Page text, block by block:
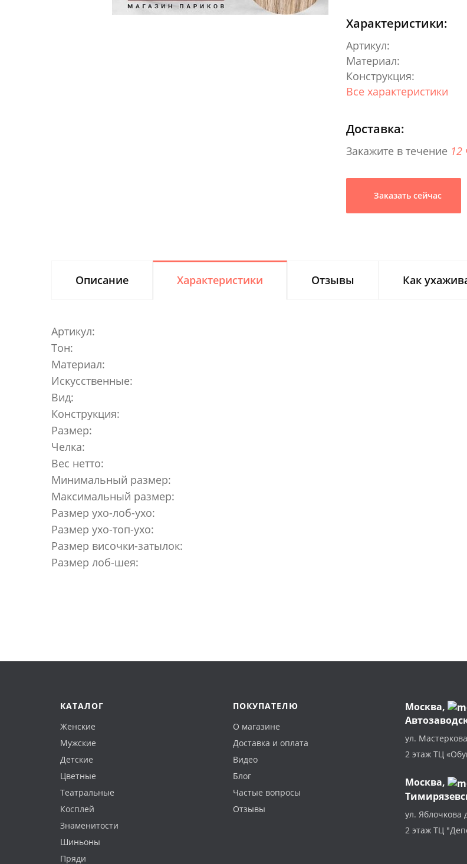
Характеристики:
Артикул:
Материал:
Конструкция:
Все характеристики
Доставка:
Закажите в течение 12
Заказать сейчас
Описание Характеристики Отзывы Как
Артикул:
Тон:
Материал:
Искусственные:
Вид:
Конструкция:
Размер:
Челка:
Вес нетто:
Минимальный размер:
Максимальный размер:
Размер ухо-лоб-ухо:
Размер ухо-топ-ухо:
Размер височки-затылок:
Размер лоб-шея:
КАТАЛОГ
Женские
Мужские
Детские
Цветные
Театральные
Косплей
Знаменитости
Шиньоны
Пряди
ПОКУПАТЕЛЮ
О магазине
Доставка и оплата
Видео
Блог
Частые вопросы
Отзывы
Москва,
ул.
2 этаж ТЦ
Москва,
ул. Яблочкова
2 этаж ТЦ